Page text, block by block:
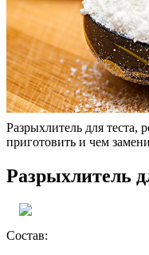
Разрыхлитель для теста,
приготовить и чем
Разрыхлитель
Состав: